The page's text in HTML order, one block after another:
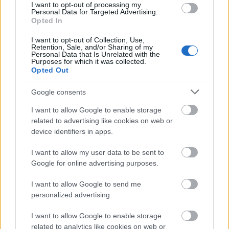
I want to opt-out of processing my
Personal Data for Targeted Advertising.
Opted In
I want to opt-out of Collection, Use,
Retention, Sale, and/or Sharing of my
Personal Data that Is Unrelated with the
Purposes for which it was collected.
Opted Out
Google consents
I want to allow Google to enable storage
related to advertising like cookies on web or
device identifiers in apps.
I want to allow my user data to be sent to
Google for online advertising purposes.
I want to allow Google to send me
personalized advertising.
I want to allow Google to enable storage
related to analytics like cookies on web or
lyset selv kjemper for å unnslippe fra innsiden av
bergarten. Disse skimrende undertonene gir en
industrielle karakter, og minner betrakteren om at
selv utilitaristiske mineraler bærer spor av skjult
skjønnhet.
Manganets tekstur er kanskje dens mest
fengslende trekk. Noen overflater glimrer med
polert glans der lyset treffer direkte, mens andre
trekker seg tilbake i skygge, ru og groper, noe som
antyder de enorme geologiske prosessene som har
geometrien i krystallstrukturen reflekterer lys på
uforutsigbare måter, og skaper et dramatisk
samspill mellom glans og mørke. I dette nære
perspektivet forstørres mineralets mikroskopiske
intrikater til dristige visuelle utsagn, som
forvandler det som ellers ville blitt avfeid som en
klump stein til et skulpturelt objekt av både